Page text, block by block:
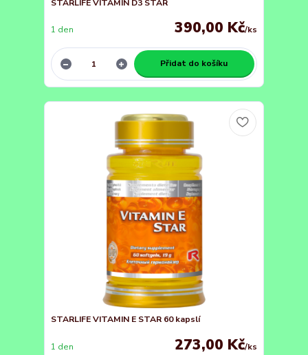
STARLIFE VITAMIN D3 STAR
390,00 Kč/ks
1 den
Přidat do košíku
STARLIFE VITAMIN E STAR 60 kapslí
273,00 Kč/ks
1 den